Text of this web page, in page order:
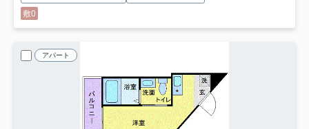
敷0
アパート